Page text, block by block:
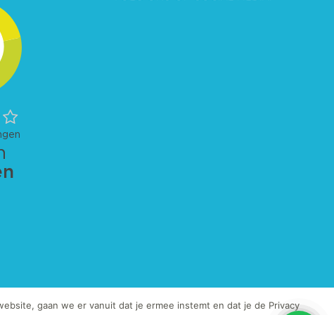
gaan we er vanuit dat je ermee instemt en dat je de Privacy